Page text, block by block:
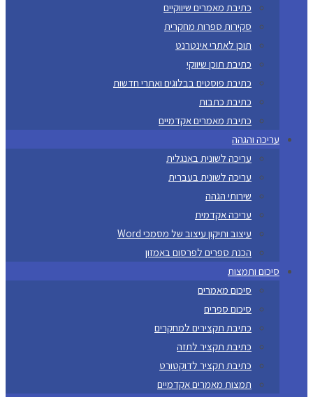
כתיבת מאמרים שיווקיים
סקירות ספרות מחקרית
תוכן לאתרי אינטרנט
כתיבת תוכן שיווקי
כתיבת פוסטים בבלוגים ואתרי חדשות
כתיבת כתבות
כתיבת מאמרים אקדמיים
עריכה והגהה
עריכה לשונית באנגלית
עריכה לשונית בעברית
שירותי הגהה
עריכה אקדמית
עיצוב ותיקון עיצוב של מסמכי Word
הכנת ספרים לפרסום באמזון
סיכום ותמצות
סיכום מאמרים
סיכום ספרים
כתיבת תקצירים למחקרים
כתיבת תקציר לתזה
כתיבת תקציר לדוקטורט
תמצות מאמרים אקדמיים